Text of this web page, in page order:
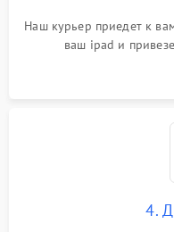
Наш курьер приедет к
ваш ipad и
4.